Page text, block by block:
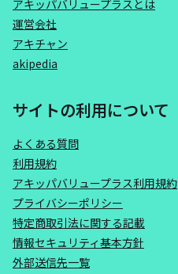
アキッパバリュープラスとは
運営会社
アキチャン
akipedia
サイトの利用について
よくある質問
利用規約
アキッパバリュープラス利用規約
プライバシーポリシー
特定商取引法に関する記載
情報セキュリティ基本方針
外部送信先一覧